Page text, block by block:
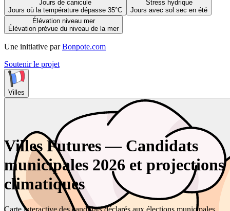
Jours de canicule
Jours où la température dépasse 35°C
Stress hydrique
Jours avec sol sec en été
Élévation niveau mer
Élévation prévue du niveau de la mer
Une initiative par Bonpote.com
Soutenir le projet
Villes
Villes Futures — Candidats
municipales 2026 et projections
climatiques
Carte interactive des candidats déclarés aux élections municipales